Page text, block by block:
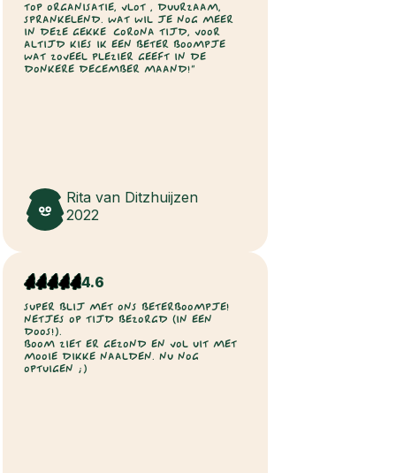
TOP ORGANISATIE, VLOT , DUURZAAM,
SPRANKELEND. WAT WIL JE NOG MEER
IN DEZE GEKKE CORONA TIJD, VOOR
ALTIJD KIES IK EEN BETER BOOMPJE
WAT ZOVEEL PLEZIER GEEFT IN DE
DONKERE DECEMBER MAAND!”
Rita van Ditzhuijzen
2022
4.6
SUPER BLIJ MET ONS BETERBOOMPJE!
NETJES OP TIJD BEZORGD (IN EEN
DOOS!).
BOOM ZIET ER GEZOND EN VOL UIT MET
MOOIE DIKKE NAALDEN. NU NOG
OPTUIGEN ;)